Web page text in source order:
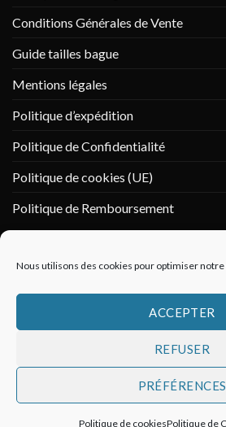
Nous utilisons des cookies pour optimiser
ACCEPTER
REFUSER
PRÉFÉRENCES
Politique de cookiesPolitique de
Conditions Générales de Vente
Guide tailles bague
Mentions légales
Politique d’expédition
Politique de Confidentialité
Politique de cookies (UE)
Politique de Remboursement